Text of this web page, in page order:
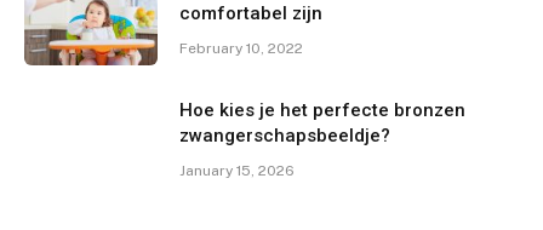
comfortabel zijn
February 10, 2022
Hoe kies je het perfecte bronzen
zwangerschapsbeeldje?
January 15, 2026